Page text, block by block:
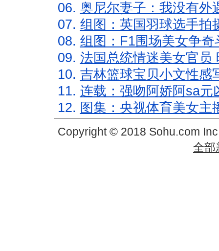
06. 奥尼尔妻子：我没有外
07. 组图：英国羽球选手拍
08. 组图：F1围场美女争
09. 法国总统情迷美女官员
10. 吉林篮球宝贝小文性感
11. 连载：强吻阿娇阿sa元
12. 图集：央视体育美女主
Copyright © 2018 Sohu.com
全部